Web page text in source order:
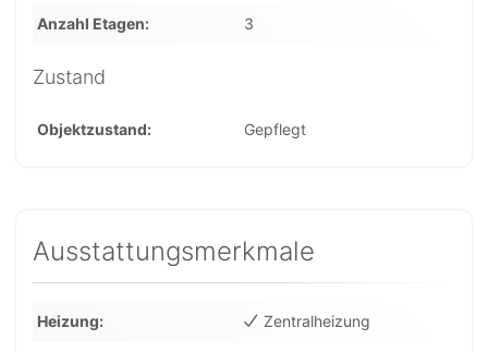
Anzahl Etagen 3
Zustand
Objektzustand Gepflegt
Ausstattungsmerkmale
Heizung Zentralheizung